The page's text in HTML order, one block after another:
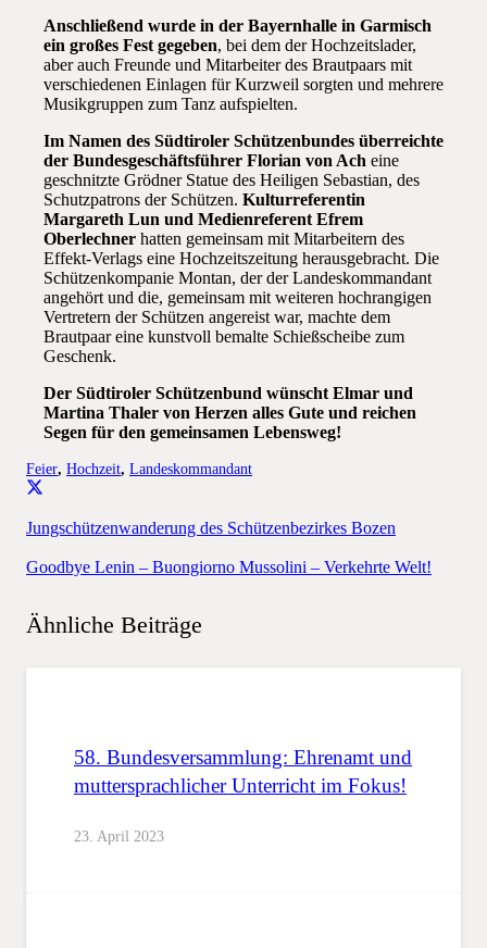
Anschließend wurde in der Bayernhalle in Garmisch
ein großes Fest gegeben, bei dem der Hochzeitslader,
aber auch Freunde und Mitarbeiter des Brautpaars mit
verschiedenen Einlagen für Kurzweil sorgten und mehrere
Musikgruppen zum Tanz aufspielten.
Im Namen des Südtiroler Schützenbundes überreichte
der Bundesgeschäftsführer Florian von Ach eine
geschnitzte Grödner Statue des Heiligen Sebastian, des
Schutzpatrons der Schützen. Kulturreferentin
Margareth Lun und Medienreferent Efrem
Oberlechner hatten gemeinsam mit Mitarbeitern des
Effekt-Verlags eine Hochzeitszeitung herausgebracht. Die
Schützenkompanie Montan, der der Landeskommandant
angehört und die, gemeinsam mit weiteren hochrangigen
Vertretern der Schützen angereist war, machte dem
Brautpaar eine kunstvoll bemalte Schießscheibe zum
Geschenk.
Der Südtiroler Schützenbund wünscht Elmar und
Martina Thaler von Herzen alles Gute und reichen
Segen für den gemeinsamen Lebensweg!
Feier, Hochzeit, Landeskommandant
Jungschützenwanderung des Schützenbezirkes Bozen
Goodbye Lenin – Buongiorno Mussolini – Verkehrte Welt!
Ähnliche Beiträge
58. Bundesversammlung: Ehrenamt und
muttersprachlicher Unterricht im Fokus!
23. April 2023